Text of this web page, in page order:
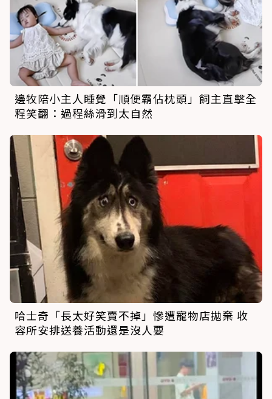
邊牧陪小主人睡覺「順便霸佔枕頭」飼主直擊全
程笑翻：過程絲滑到太自然
哈士奇「長太好笑賣不掉」慘遭寵物店拋棄 收
容所安排送養活動還是沒人要